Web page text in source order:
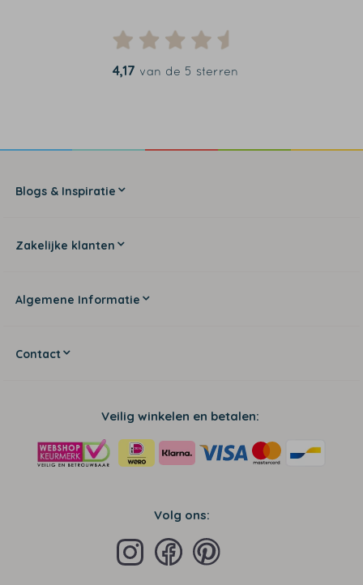
4,17 van de 5 sterren
Blogs & Inspiratie
Zakelijke klanten
Algemene Informatie
Contact
Veilig winkelen en betalen:
Volg ons: